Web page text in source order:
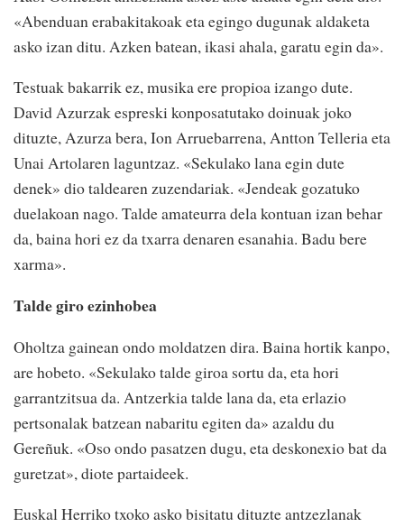
«Abenduan erabakitakoak eta egingo dugunak aldaketa
asko izan ditu. Azken batean, ikasi ahala, garatu egin da».
Testuak bakarrik ez, musika ere propioa izango dute.
David Azurzak espreski konposatutako doinuak joko
dituzte, Azurza bera, Ion Arruebarrena, Antton Telleria eta
Unai Artolaren laguntzaz. «Sekulako lana egin dute
denek» dio taldearen zuzendariak. «Jendeak gozatuko
duelakoan nago. Talde amateurra dela kontuan izan behar
da, baina hori ez da txarra denaren esanahia. Badu bere
xarma».
Talde giro ezinhobea
Oholtza gainean ondo moldatzen dira. Baina hortik kanpo,
are hobeto. «Sekulako talde giroa sortu da, eta hori
garrantzitsua da. Antzerkia talde lana da, eta erlazio
pertsonalak batzean nabaritu egiten da» azaldu du
Gereñuk. «Oso ondo pasatzen dugu, eta deskonexio bat da
guretzat», diote partaideek.
Euskal Herriko txoko asko bisitatu dituzte antzezlanak